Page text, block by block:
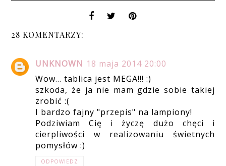
28 KOMENTARZY:
UNKNOWN 18 maja 2014 20:00
Wow... tablica jest MEGA!!! :)
szkoda, że ja nie mam gdzie sobie takiej
zrobić :(
I bardzo fajny "przepis" na lampiony!
Podziwiam Cię i życzę dużo chęci i
cierpliwości w realizowaniu świetnych
pomysłów :)
ODPOWIEDZ